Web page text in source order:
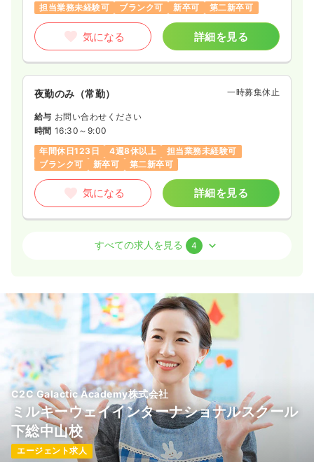
担当業務未経験可
ブランク可 新卒可 第二新卒可
気になる 詳細を見る
夜勤のみ（常勤） 一時募集休止
給与 お問い合わせください
時間 16:30～9:00
年間休日123日
4週8休以上
担当業務未経験可
ブランク可
新卒可 第二新卒可
気になる 詳細を見る
正・准看護師
給与 23.0 万円/月 賞与2.5ヶ月
※経験18年の例
時間 8:30～17:00（休憩60分）
年間休日120日
担当業務未経験可
ブランク可
月給23万円以上可
気になる 詳細を見る
2交代（常勤） 一時募集休止
すべての求人を見る 4
C2C Galactic Academy株式会社
ミルキーウェイインターナショナルスクール
下総中山校
エージェント求人